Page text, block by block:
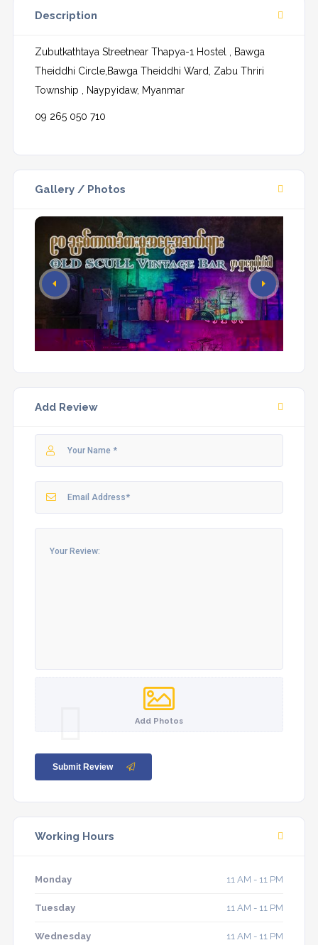
Description
Zubutkathtaya Streetnear Thapya-1 Hostel , Bawga
Theiddhi Circle,Bawga Theiddhi Ward, Zabu Thriri
Township , Naypyidaw, Myanmar
09 265 050 710
Gallery / Photos
Add Review
Add Photos
Submit Review
Working Hours
Monday 11 AM - 11 PM
Tuesday 11 AM - 11 PM
Wednesday 11 AM - 11 PM